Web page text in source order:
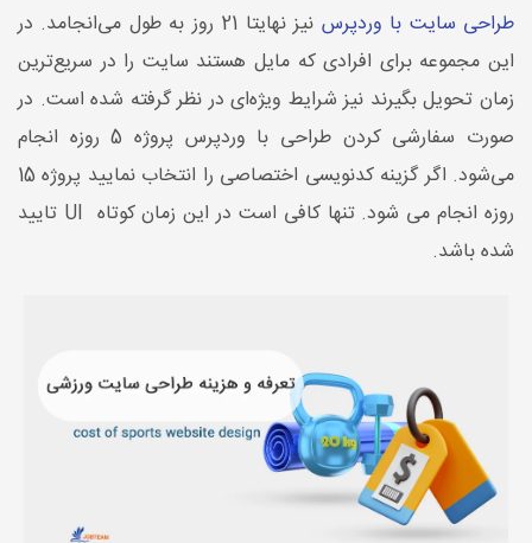
طراحی سایت با وردپرس
نیز نهایتا 21 روز به طول می‌انجامد. در
این مجموعه برای افرادی که مایل هستند سایت را در سریع‌ترین
زمان تحویل بگیرند نیز شرایط ویژه‌ای در نظر گرفته شده است. در
صورت سفارشی کردن طراحی با وردپرس پروژه 5 روزه انجام
می‌شود. اگر گزینه کدنویسی اختصاصی را انتخاب نمایید پروژه 15
روزه انجام می شود. تنها کافی است در این زمان کوتاه UI تایید
شده باشد.